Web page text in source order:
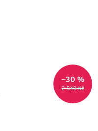
2 540 Kč
–30 %